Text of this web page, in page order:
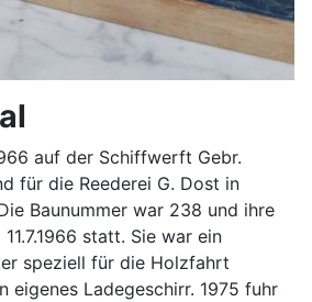
auf der Schiffwerft Gebr.
für die Reederei G. Dost in
Baunummer war 238 und ihre
statt. Sie war ein
speziell für die Holzfahrt
eigenes Ladegeschirr. 1975 fuhr